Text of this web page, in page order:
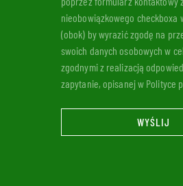
nieobowiązkowego checkboxa
(obok) by wyrazić zgodę na
swoich danych osobowych w
zgodnymi z realizacją
zapytanie, opisanej w Polityce
WYŚLIJ